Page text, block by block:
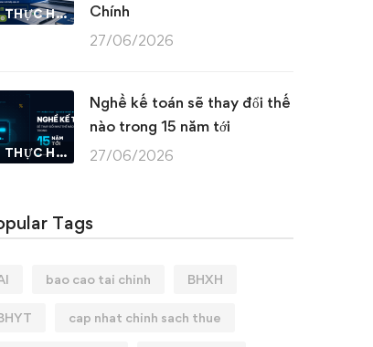
AI THỰC HÀNH
Chính
27/06/2026
AI THỰC HÀNH
Nghề kế toán sẽ thay đổi thế
nào trong 15 năm tới
27/06/2026
Tags
bao cao tai chinh BHXH
cap nhat chinh sach thue